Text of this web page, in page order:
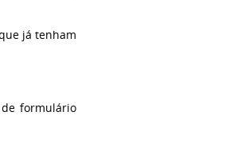
já tenham
formulário